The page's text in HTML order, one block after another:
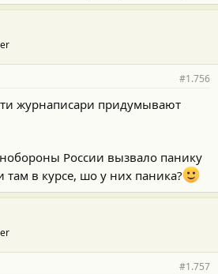
#1.756
журнаписари придумывают
России вызвало панику
там в курсе, шо у них паника?
#1.757